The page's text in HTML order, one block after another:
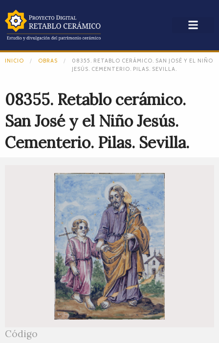
INICIO OBRAS
08355. RETABLO CERÁMICO. SAN JOSÉ Y EL NIÑO
JESÚS. CEMENTERIO. PILAS. SEVILLA.
08355. Retablo cerámico.
San José y el Niño Jesús.
Cementerio. Pilas. Sevilla.
Código